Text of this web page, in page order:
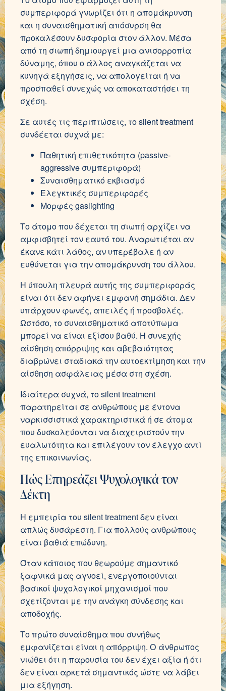
συμπεριφορά γνωρίζει ότι η απομάκρυνση
και η συναισθηματική απόσυρση θα
προκαλέσουν δυσφορία στον άλλον. Μέσα
από τη σιωπή δημιουργεί μια ανισορροπία
δύναμης, όπου ο άλλος αναγκάζεται να
κυνηγά εξηγήσεις, να απολογείται ή να
προσπαθεί συνεχώς να αποκαταστήσει τη
σχέση.
Σε αυτές τις περιπτώσεις, το silent treatment
συνδέεται συχνά με:
Παθητική επιθετικότητα (passive-
aggressive συμπεριφορά)
Συναισθηματικό εκβιασμό
Ελεγκτικές συμπεριφορές
Μορφές gaslighting
Το άτομο που δέχεται τη σιωπή αρχίζει να
αμφισβητεί τον εαυτό του. Αναρωτιέται αν
έκανε κάτι λάθος, αν υπερέβαλε ή αν
ευθύνεται για την απομάκρυνση του άλλου.
Η ύπουλη πλευρά αυτής της συμπεριφοράς
είναι ότι δεν αφήνει εμφανή σημάδια. Δεν
υπάρχουν φωνές, απειλές ή προσβολές.
Ωστόσο, το συναισθηματικό αποτύπωμα
μπορεί να είναι εξίσου βαθύ. Η συνεχής
αίσθηση απόρριψης και αβεβαιότητας
διαβρώνει σταδιακά την αυτοεκτίμηση και την
αίσθηση ασφάλειας μέσα στη σχέση.
Ιδιαίτερα συχνά, το silent treatment
παρατηρείται σε ανθρώπους με έντονα
ναρκισσιστικά χαρακτηριστικά ή σε άτομα
που δυσκολεύονται να διαχειριστούν την
ευαλωτότητα και επιλέγουν τον έλεγχο αντί
της επικοινωνίας.
Πώς Επηρεάζει Ψυχολογικά τον
Δέκτη
Η εμπειρία του silent treatment δεν είναι
απλώς δυσάρεστη. Για πολλούς ανθρώπους
είναι βαθιά επώδυνη.
Όταν κάποιος που θεωρούμε σημαντικό
ξαφνικά μας αγνοεί, ενεργοποιούνται
βασικοί ψυχολογικοί μηχανισμοί που
σχετίζονται με την ανάγκη σύνδεσης και
αποδοχής.
Το πρώτο συναίσθημα που συνήθως
εμφανίζεται είναι η απόρριψη. Ο άνθρωπος
νιώθει ότι η παρουσία του δεν έχει αξία ή ότι
δεν είναι αρκετά σημαντικός ώστε να λάβει
μια εξήγηση.